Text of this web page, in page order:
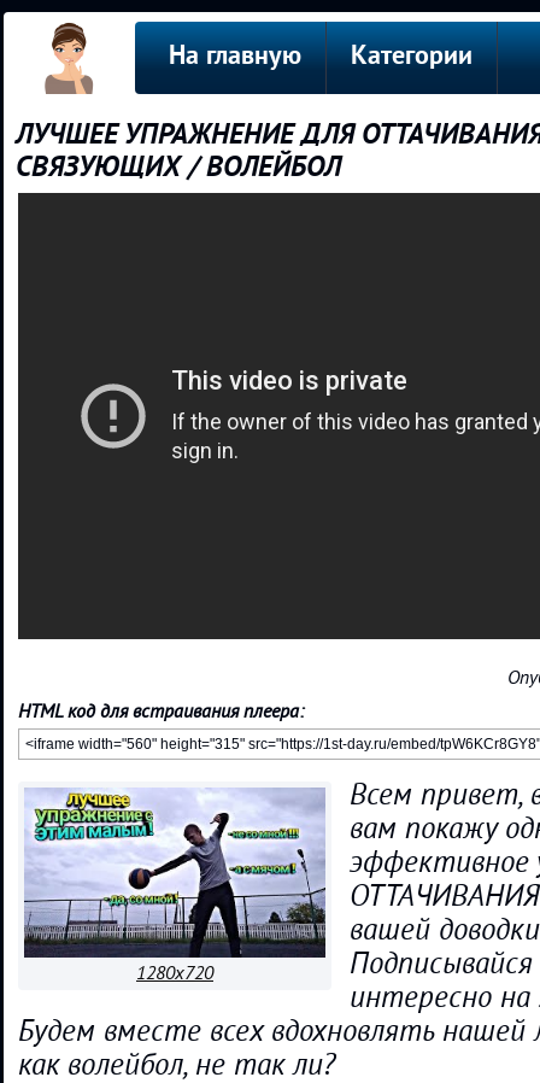
На главную Категории
ЛУЧШЕЕ УПРАЖНЕНИЕ ДЛЯ
СВЯЗУЮЩИХ / ВОЛЕЙБОЛ
HTML код для встраивания плеера:
1280x720
Всем привет,
вам покажу
эффективное
ОТТАЧИВАНИЯ
вашей
интересно
Будем вместе всех вдохновлять
как волейбол, не так ли?